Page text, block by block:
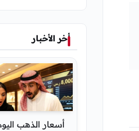
أخر الأخبار
أسعار الذهب